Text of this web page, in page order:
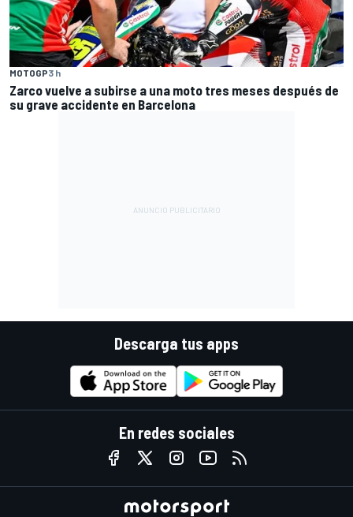
MOTOGP3 h
Zarco vuelve a subirse a una moto tres meses después de
su grave accidente en Barcelona
Descarga tus apps
En redes sociales